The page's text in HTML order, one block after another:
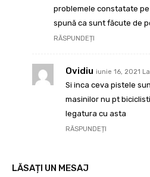
problemele constatate
spună ca sunt făcute de
RĂSPUNDEȚI
Ovidiu iunie 16, 2021 La
Si inca ceva pistele
masinilor nu pt
legatura cu asta
RĂSPUNDEȚI
LĂSAȚI UN MESAJ